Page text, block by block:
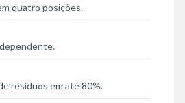
quatro posições.
resíduos em até 80%.